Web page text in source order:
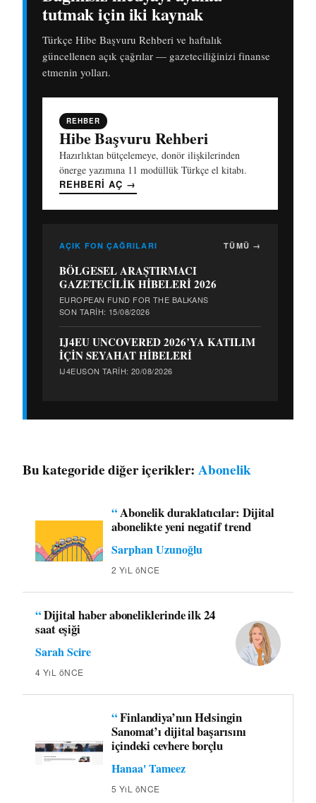
tutmak için iki kaynak
Türkçe Hibe Başvuru Rehberi ve haftalık
güncellenen açık çağrılar — gazeteciliğinizi finanse
etmenin yolları.
REHBER
Hibe Başvuru Rehberi
Hazırlıktan bütçelemeye, donör ilişkilerinden
önerge yazımına 11 modüllük Türkçe el kitabı.
REHBERI AÇ →
AÇIK FON ÇAĞRILARI TÜMÜ →
BÖLGESEL ARAŞTIRMACI
GAZETECİLİK HİBELERİ 2026
EUROPEAN FUND FOR THE BALKANS
SON TARIH: 15/08/2026
IJ4EU UNCOVERED 2026’YA KATILIM
İÇİN SEYAHAT HİBELERİ
IJ4EUSON TARIH: 20/08/2026
Bu kategoride diğer içerikler:Abonelik
“Abonelik duraklatıcılar: Dijital
abonelikte yeni negatif trend
Sarphan Uzunoğlu
2 YıL öNCE
“Dijital haber aboneliklerinde ilk 24
saat eşiği
Sarah Scire
4 YıL öNCE
“Finlandiya’nın Helsingin
Sanomat’ı dijital başarısını
içindeki cevhere borçlu
Hanaa' Tameez
5 YıL öNCE